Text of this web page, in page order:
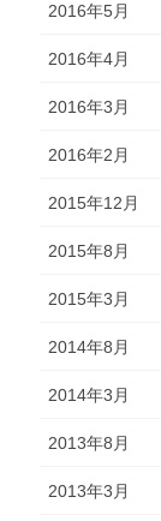
2016年5月
2016年4月
2016年3月
2016年2月
2015年12月
2015年8月
2015年3月
2014年8月
2014年3月
2013年8月
2013年3月